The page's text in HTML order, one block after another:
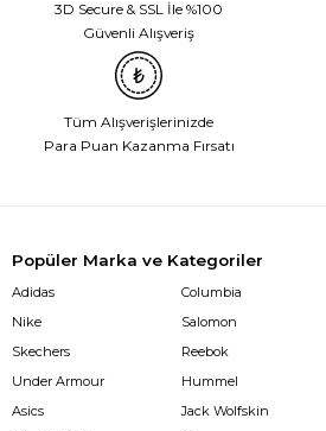
3D Secure & SSL İle %100
Güvenli Alışveriş
Tüm Alışverişlerinizde
Para Puan Kazanma Fırsatı
Popüler Marka ve Kategoriler
Adidas
Nike
Skechers
Under Armour
Asics
Columbia
Salomon
Reebok
Hummel
Jack Wolfskin